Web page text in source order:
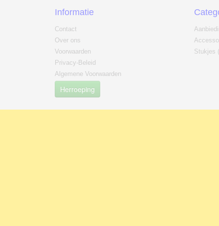
Informatie
Contact
Over ons
Voorwaarden
Privacy-Beleid
Algemene Voorwaarden
Herroeping
Stukjes